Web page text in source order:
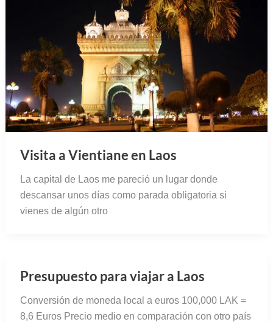
Visita a Vientiane en Laos
La capital de Laos me pareció un lugar donde
descansar unos días como parada obligatoria si
vienes de algún otro
Presupuesto para viajar a Laos
Conversión de moneda local a euros 100,000 LAK =
8,6 Euros Precio medio en comparación con otro país